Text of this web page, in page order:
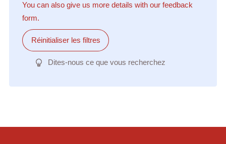
You can also give us more details with our feedback
form.
Réinitialiser les filtres
Dites-nous ce que vous recherchez